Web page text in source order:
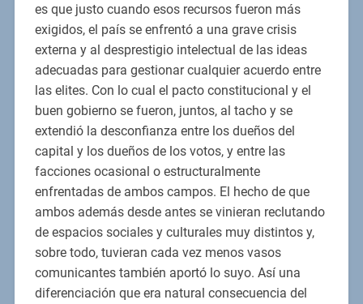
es que justo cuando esos recursos fueron más
exigidos, el país se enfrentó a una grave crisis
externa y al desprestigio intelectual de las ideas
adecuadas para gestionar cualquier acuerdo entre
las elites. Con lo cual el pacto constitucional y el
buen gobierno se fueron, juntos, al tacho y se
extendió la desconfianza entre los dueños del
capital y los dueños de los votos, y entre las
facciones ocasional o estructuralmente
enfrentadas de ambos campos. El hecho de que
ambos además desde antes se vinieran reclutando
de espacios sociales y culturales muy distintos y,
sobre todo, tuvieran cada vez menos vasos
comunicantes también aportó lo suyo. Así una
diferenciación que era natural consecuencia del